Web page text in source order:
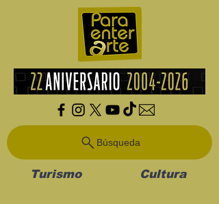
Búsqueda
Turismo Cultura